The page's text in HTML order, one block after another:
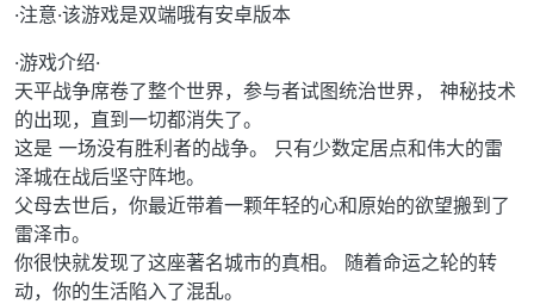
·注意·该游戏是双端哦有安卓版本
·游戏介绍·
天平战争席卷了整个世界，参与者试图统治世界， 神秘技术
的出现，直到一切都消失了。
这是 一场没有胜利者的战争。 只有少数定居点和伟大的雷
泽城在战后坚守阵地。
父母去世后，你最近带着一颗年轻的心和原始的欲望搬到了
雷泽市。
你很快就发现了这座著名城市的真相。 随着命运之轮的转
动，你的生活陷入了混乱。